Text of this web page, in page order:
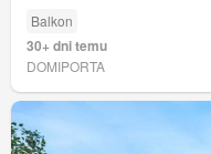
Balkon
30+ dni temu
DOMIPORTA